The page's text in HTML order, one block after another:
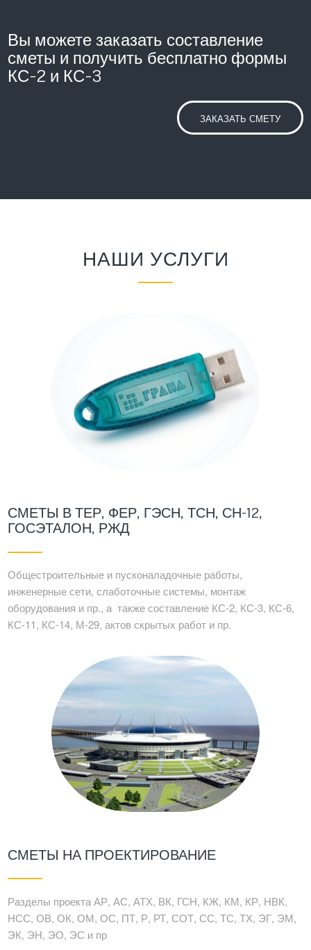
Вы можете заказать составление
сметы и получить бесплатно формы
КС-2 и КС-3
ЗАКАЗАТЬ СМЕТУ
НАШИ УСЛУГИ
СМЕТЫ В ТЕР, ФЕР, ГЭСН, ТСН, СН-12,
ГОСЭТАЛОН, РЖД
Общестроительные и пусконаладочные работы,
инженерные сети, слаботочные системы, монтаж
оборудования и пр., а также составление КС-2, КС-3, КС-6,
КС-11, КС-14, М-29, актов скрытых работ и пр.
СМЕТЫ НА ПРОЕКТИРОВАНИЕ
Разделы проекта АР, АС, АТХ, ВК, ГСН, КЖ, КМ, КР, НВК,
НСС, ОВ, ОК, ОМ, ОС, ПТ, Р, РТ, СОТ, СС, ТС, ТХ, ЭГ, ЭМ,
ЭК, ЭН, ЭО, ЭС и пр